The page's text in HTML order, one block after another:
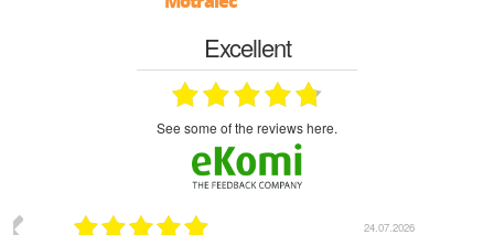
Excellent
see some of the reviews here.
24.07.2026